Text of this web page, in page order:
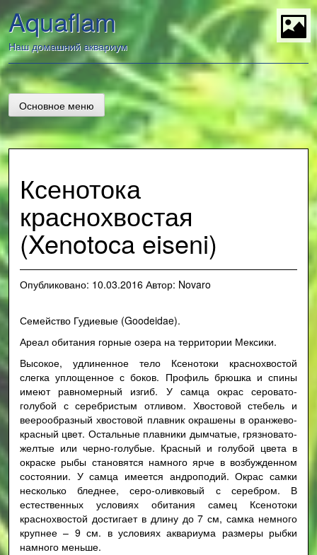
Перейти
к
содержанию
Aquaflam
Наш домашний аквариум
Основное меню
Ксенотока
краснохвостая
(Xenotoca eiseni)
Опубликовано: 10.03.2016 Автор: Novaro
Семейство Гудиевые (Goodeidae).
Ареал обитания горные озера на территории Мексики.
Высокое, удлиненное тело Ксенотоки краснохвостой
слегка уплощенное с боков. Профиль брюшка и спины
имеют равномерный изгиб. У самца окрас серовато-
голубой с серебристым отливом. Хвостовой стебель и
веерообразный хвостовой плавник окрашены в оранжево-
красный цвет. Остальные плавники дымчатые, грязновато-
желтые или черно-голубые. Красный и голубой цвета в
окраске рыбы становятся намного ярче в возбужденном
состоянии. У самца имеется андроподий. Окрас самки
несколько бледнее, серо-оливковый с серебром. В
естественных условиях обитания самец Ксенотоки
краснохвостой достигает в длину до 7 см, самка немного
крупнее – 9 см. в условиях аквариума размеры рыбки
намного меньше.